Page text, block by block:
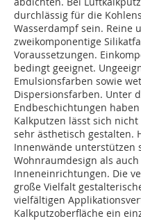
durchlässig für die
Wasserdampf sein. Reine
zweikomponentige
Voraussetzungen.
bedingt geeignet.
Emulsionsfarben sowie
Dispersionsfarben. Unter
Endbeschichtungen
Kalkputzen lässt sich
sehr ästhetisch gestalten.
Innenwände unterstützen
Wohnraumdesign als
Inneneinrichtungen. Die
große Vielfalt
vielfältigen
Kalkputzoberfläche ein